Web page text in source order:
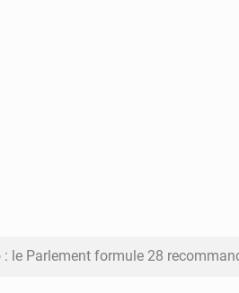
Parlement formule 28 recommandations sur le